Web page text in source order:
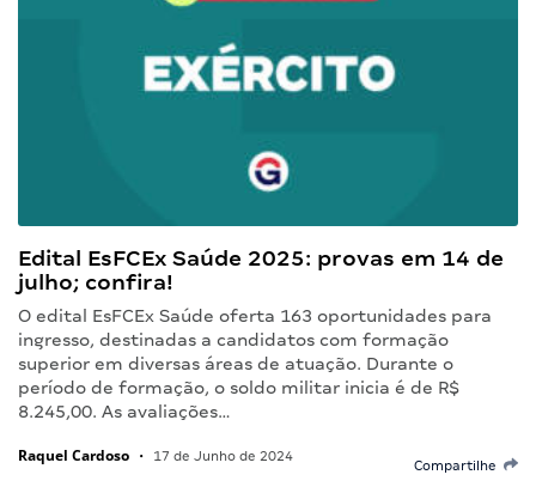
Edital EsFCEx Saúde 2025: provas em 14 de
julho; confira!
O edital EsFCEx Saúde oferta 163 oportunidades para
ingresso, destinadas a candidatos com formação
superior em diversas áreas de atuação. Durante o
período de formação, o soldo militar inicia é de R$
8.245,00. As avaliações…
Raquel Cardoso • 17 de Junho de 2024
Compartilhe